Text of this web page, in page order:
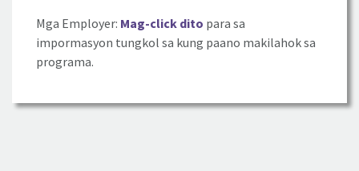
Mga Employer: Mag-click dito para sa
impormasyon tungkol sa kung paano makilahok sa
programa.